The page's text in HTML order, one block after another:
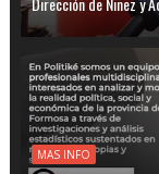
MAS INFO